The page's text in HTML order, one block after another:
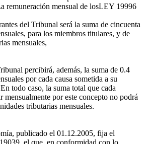
mensual de losLEY 19996
del Tribunal será la suma de cincuenta
para los miembros titulares, y de
mensuales,
percibirá, además, la suma de 0.4
por cada causa sometida a su
todo caso, la suma total que cada
mensualmente por este concepto no podrá
tributarias mensuales.
publicado el 01.12.2005, fija el
el que, en conformidad con lo